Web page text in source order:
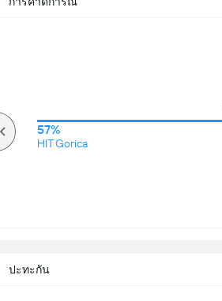
57%
HIT Gorica
ปะทะกัน